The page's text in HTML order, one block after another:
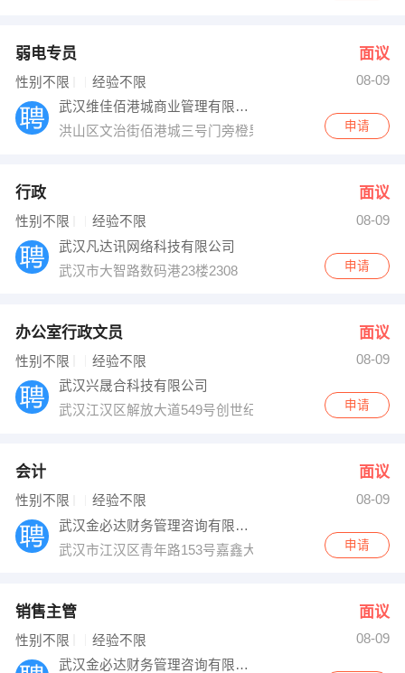
弱电专员 面议
性别不限 经验不限
08-09
武汉维佳佰港城商业管理有限公司
洪山区文治街佰港城三号门旁橙果公寓B座5楼
申请
行政 面议
性别不限 经验不限
08-09
武汉凡达讯网络科技有限公司
武汉市大智路数码港23楼2308
申请
办公室行政文员 面议
性别不限 经验不限
08-09
武汉兴晟合科技有限公司
武汉江汉区解放大道549号创世纪广场A座23层12室
申请
会计 面议
性别不限 经验不限
08-09
武汉金必达财务管理咨询有限公司
武汉市江汉区青年路153号嘉鑫大厦19层B1901室申请
销售主管 面议
性别不限 经验不限
08-09
武汉金必达财务管理咨询有限公司